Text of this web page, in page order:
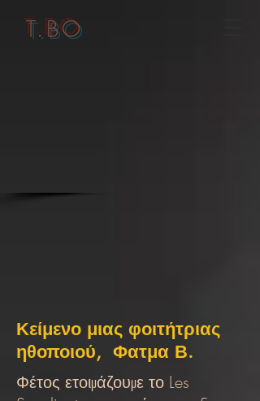
T.BO
Κείμενο μιας φοιτήτριας
ηθοποιού, Φατμα Β.
Φέτος ετοιμάζουμε το Les